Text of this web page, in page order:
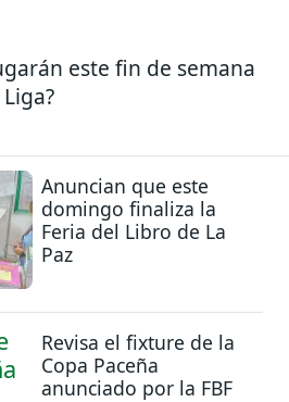
este fin de semana
Anuncian que este
domingo finaliza la
Feria del Libro de La
Paz
Revisa el fixture de la
Copa Paceña
anunciado por la FBF